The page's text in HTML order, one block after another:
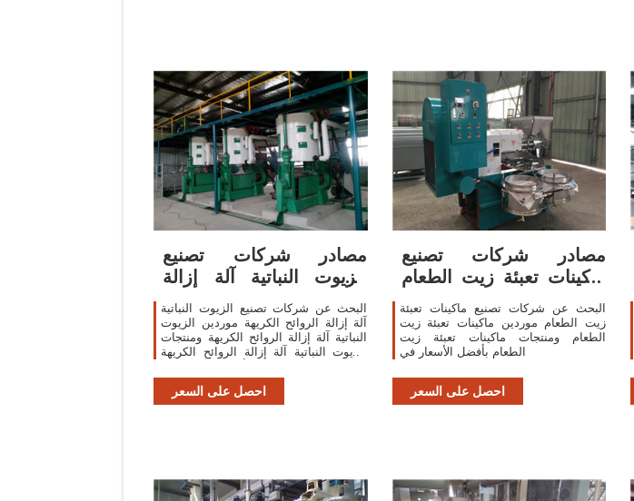
مصادر شركات تصنيع
الزيوت النباتية آلة إزالة
الروائح
البحث عن شركات تصنيع الزيوت النباتية
آلة إزالة الروائح الكريهة موردين الزيوت
النباتية آلة إزالة الروائح الكريهة ومنتجات
الزيوت النباتية آلة إزالة الروائح الكريهة
احصل على السعر
مصادر شركات تصنيع
ماكينات تعبئة زيت الطعام
وماكينات تعبئة
البحث عن شركات تصنيع ماكينات تعبئة
زيت الطعام موردين ماكينات تعبئة زيت
الطعام ومنتجات ماكينات تعبئة زيت
الطعام بأفضل الأسعار في
احصل على السعر